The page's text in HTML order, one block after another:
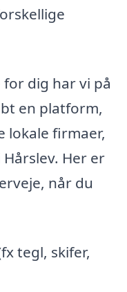
dig har vi på
en platform,
lokale firmaer,
Her er
når du
tegl, skifer,